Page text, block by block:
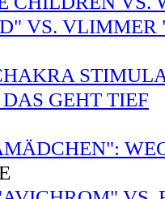
VS. VLIMMER
GEHT TIEF